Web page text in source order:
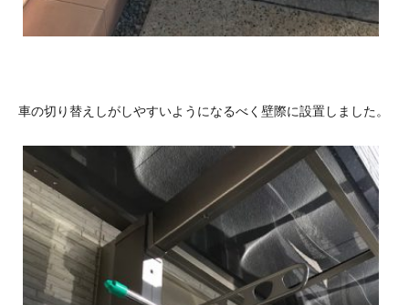
車の切り替えしがしやすいようになるべく壁際に設置しました。